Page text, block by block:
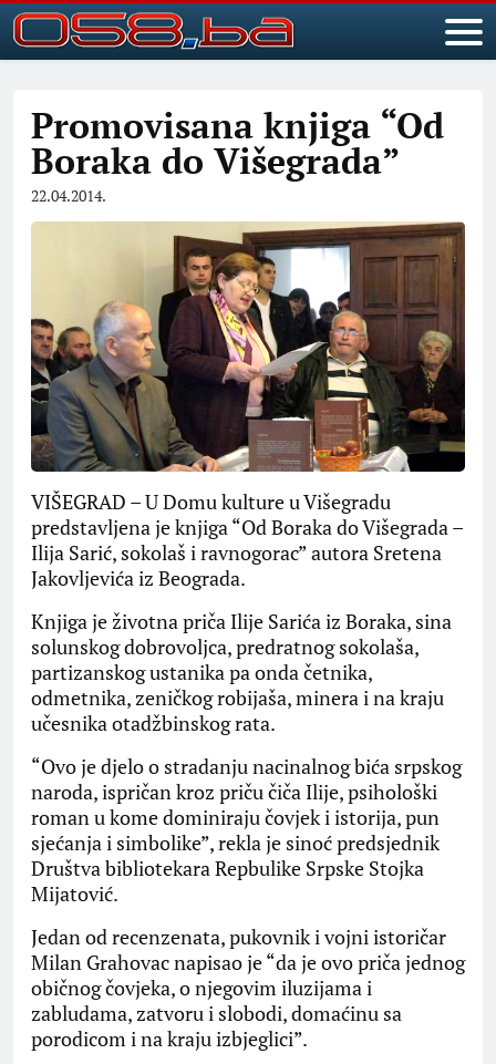
Promovisana knjiga “Od
Boraka do Višegrada”
22.04.2014.
VIŠEGRAD – U Domu kulture u Višegradu
predstavljena je knjiga “Od Boraka do Višegrada –
Ilija Sarić, sokolaš i ravnogorac” autora Sretena
Jakovljevića iz Beograda.
Knjiga je životna priča Ilije Sarića iz Boraka, sina
solunskog dobrovoljca, predratnog sokolaša,
partizanskog ustanika pa onda četnika,
odmetnika, zeničkog robijaša, minera i na kraju
učesnika otadžbinskog rata.
“Ovo je djelo o stradanju nacinalnog bića srpskog
naroda, ispričan kroz priču čiča Ilije, psihološki
roman u kome dominiraju čovjek i istorija, pun
sjećanja i simbolike”, rekla je sinoć predsjednik
Društva bibliotekara Repbulike Srpske Stojka
Mijatović.
Jedan od recenzenata, pukovnik i vojni istoričar
Milan Grahovac napisao je “da je ovo priča jednog
običnog čovjeka, o njegovim iluzijama i
zabludama, zatvoru i slobodi, domaćinu sa
porodicom i na kraju izbjeglici”.